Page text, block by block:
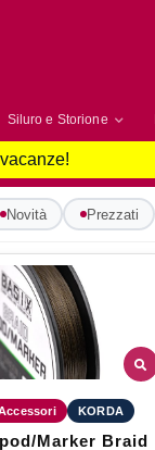
Siluro e Storione
Novità Prezzati
KORDA
Marker Braid